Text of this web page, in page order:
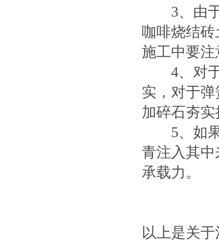
3、由于
咖啡烧结
施工中要
4、对于
实，对于
加碎石夯
5、如果
青注入其
承载力。
以上是关